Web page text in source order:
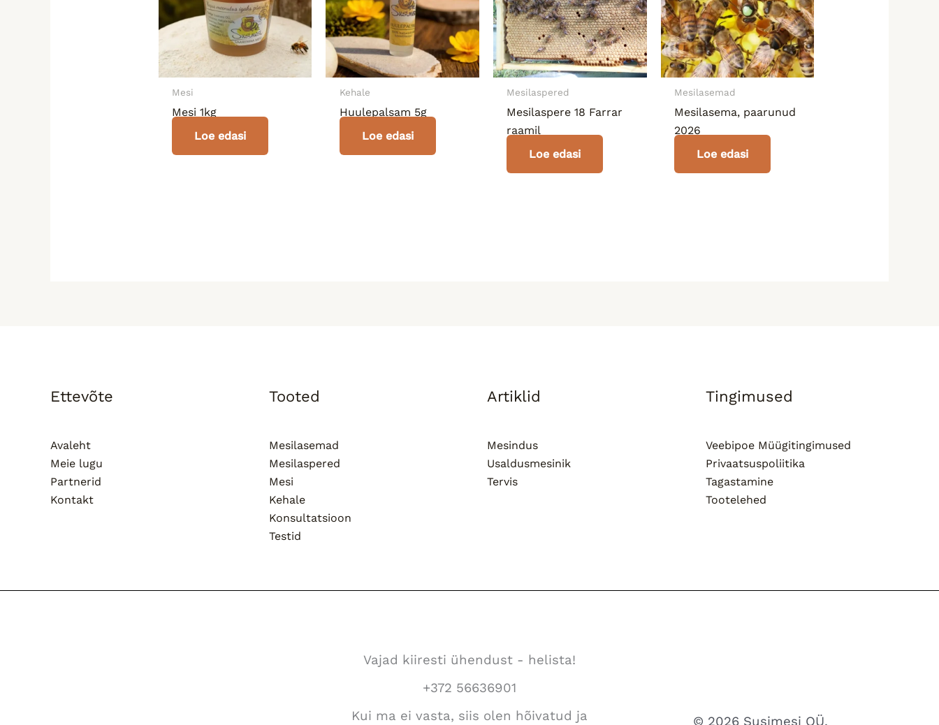
Mesi
Mesi 1kg
Loe edasi
Kehale
Huulepalsam 5g
Loe edasi
Mesilaspered
Mesilaspere 18 Farrar
raamil
Loe edasi
Mesilasemad
Mesilasema, paarunud
2026
Loe edasi
Ettevõte
Avaleht
Meie lugu
Partnerid
Kontakt
Tooted
Mesilasemad
Mesilaspered
Mesi
Kehale
Konsultatsioon
Testid
Artiklid
Mesindus
Usaldusmesinik
Tervis
Tingimused
Veebipoe Müügitingimused
Privaatsuspoliitika
Tagastamine
Tootelehed
Vajad kiiresti ühendust - helista!
+372 56636901
Kui ma ei vasta, siis olen hõivatud ja
© 2026 Susimesi OÜ.